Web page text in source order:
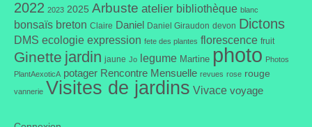
Listes
Evénements
Amis jardiniers du Devon
Fête des plantes
Florescence
2022 2023 2025 Arbuste atelier bibliothèque blanc
bonsaïs breton Claire Daniel Daniel Giraudon devon Dictons
DMS ecologie expression fete des plantes florescence fruit
Ginette jardin jaune Jo legume Martine photo Photos
PlantAexoticA potager Rencontre Mensuelle revues rose rouge
vannerie Visites de jardins Vivace voyage